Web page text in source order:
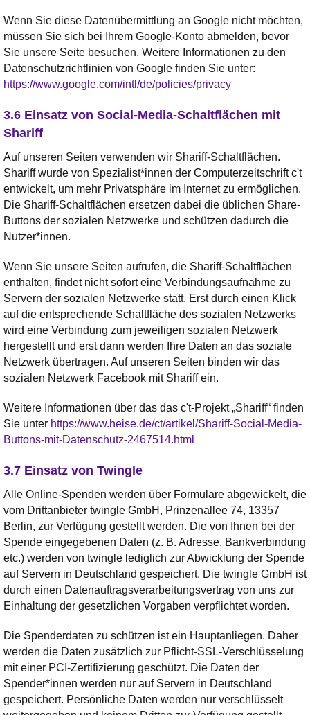
Wenn Sie diese Datenübermittlung an Google nicht möchten,
müssen Sie sich bei Ihrem Google-Konto abmelden, bevor
Sie unsere Seite besuchen. Weitere Informationen zu den
Datenschutzrichtlinien von Google finden Sie unter:
https://www.google.com/intl/de/policies/privacy
3.6 Einsatz von Social-Media-Schaltflächen mit
Shariff
Auf unseren Seiten verwenden wir Shariff-Schaltflächen.
Shariff wurde von Spezialist*innen der Computerzeitschrift c't
entwickelt, um mehr Privatsphäre im Internet zu ermöglichen.
Die Shariff-Schaltflächen ersetzen dabei die üblichen Share-
Buttons der sozialen Netzwerke und schützen dadurch die
Nutzer*innen.
Wenn Sie unsere Seiten aufrufen, die Shariff-Schaltflächen
enthalten, findet nicht sofort eine Verbindungsaufnahme zu
Servern der sozialen Netzwerke statt. Erst durch einen Klick
auf die entsprechende Schaltfläche des sozialen Netzwerks
wird eine Verbindung zum jeweiligen sozialen Netzwerk
hergestellt und erst dann werden Ihre Daten an das soziale
Netzwerk übertragen. Auf unseren Seiten binden wir das
sozialen Netzwerk Facebook mit Shariff ein.
Weitere Informationen über das das c't-Projekt „Shariff“ finden
Sie unter https://www.heise.de/ct/artikel/Shariff-Social-Media-
Buttons-mit-Datenschutz-2467514.html
3.7 Einsatz von Twingle
Alle Online-Spenden werden über Formulare abgewickelt, die
vom Drittanbieter twingle GmbH, Prinzenallee 74, 13357
Berlin, zur Verfügung gestellt werden. Die von Ihnen bei der
Spende eingegebenen Daten (z. B. Adresse, Bankverbindung
etc.) werden von twingle lediglich zur Abwicklung der Spende
auf Servern in Deutschland gespeichert. Die twingle GmbH ist
durch einen Datenauftragsverarbeitungsvertrag von uns zur
Einhaltung der gesetzlichen Vorgaben verpflichtet worden.
Die Spenderdaten zu schützen ist ein Hauptanliegen. Daher
werden die Daten zusätzlich zur Pflicht-SSL-Verschlüsselung
mit einer PCI-Zertifizierung geschützt. Die Daten der
Spender*innen werden nur auf Servern in Deutschland
gespeichert. Persönliche Daten werden nur verschlüsselt